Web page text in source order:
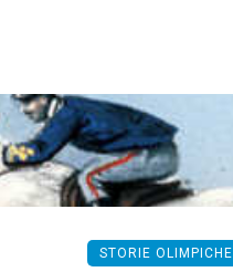
STORIE OLIMPICHE